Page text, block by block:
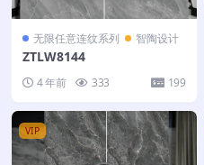
无限任意连纹系列 智陶设计
ZTLW8144
4 年前 333 199
VIP